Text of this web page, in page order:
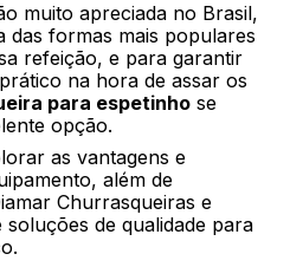
muito apreciada no Brasil,
das formas mais populares
refeição, e para garantir
na hora de assar os
para espetinho se
opção.
as vantagens e
além de
Churrasqueiras e
de qualidade para